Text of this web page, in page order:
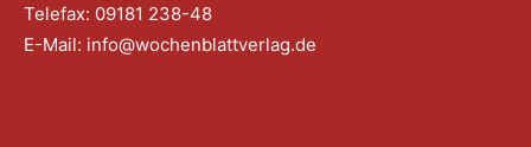
Telefax: 09181 238-48
E-Mail: info@wochenblattverlag.de